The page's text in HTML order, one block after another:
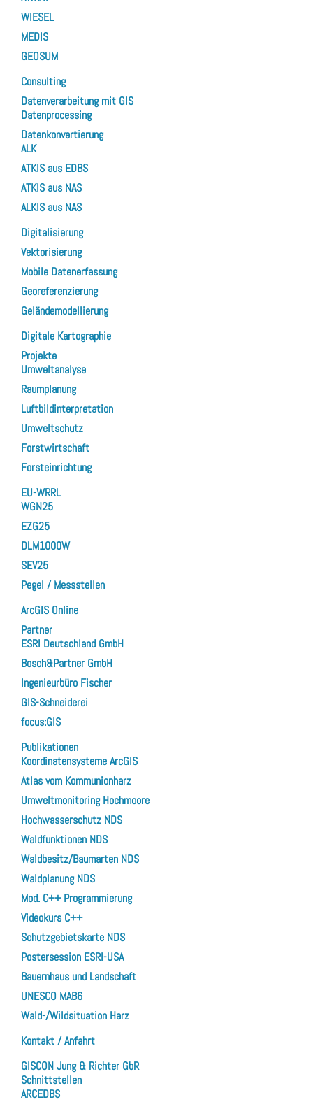
WIESEL
MEDIS
GEOSUM
Consulting
Datenverarbeitung mit GIS
Datenprocessing
Datenkonvertierung
ALK
ATKIS aus EDBS
ATKIS aus NAS
ALKIS aus NAS
Digitalisierung
Vektorisierung
Mobile Datenerfassung
Georeferenzierung
Geländemodellierung
Digitale Kartographie
Projekte
Umweltanalyse
Raumplanung
Luftbildinterpretation
Umweltschutz
Forstwirtschaft
Forsteinrichtung
EU-WRRL
WGN25
EZG25
DLM1000W
SEV25
Pegel / Messstellen
ArcGIS Online
Partner
ESRI Deutschland GmbH
Bosch&Partner GmbH
Ingenieurbüro Fischer
GIS-Schneiderei
focus:GIS
Publikationen
Koordinatensysteme ArcGIS
Atlas vom Kommunionharz
Umweltmonitoring Hochmoore
Hochwasserschutz NDS
Waldfunktionen NDS
Waldbesitz/Baumarten NDS
Waldplanung NDS
Mod. C++ Programmierung
Videokurs C++
Schutzgebietskarte NDS
Postersession ESRI-USA
Bauernhaus und Landschaft
UNESCO MAB6
Wald-/Wildsituation Harz
Kontakt / Anfahrt
GISCON Jung & Richter GbR
Schnittstellen
ARCEDBS